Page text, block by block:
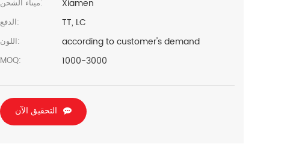
ميناء الشحن: Xiamen
الدفع: TT, LC
اللون: according to customer's demand
MOQ: 1000-3000
التحقيق الآن